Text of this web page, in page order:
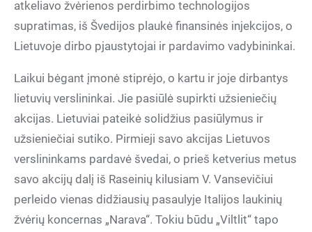
atkeliavo žvėrienos perdirbimo technologijos
supratimas, iš Švedijos plaukė finansinės injekcijos, o
Lietuvoje dirbo pjaustytojai ir pardavimo vadybininkai.
Laikui bėgant įmonė stiprėjo, o kartu ir joje dirbantys
lietuvių verslininkai. Jie pasiūlė supirkti užsieniečių
akcijas. Lietuviai pateikė solidžius pasiūlymus ir
užsieniečiai sutiko. Pirmieji savo akcijas Lietuvos
verslininkams pardavė švedai, o prieš ketverius metus
savo akcijų dalį iš Raseinių kilusiam V. Vansevičiui
perleido vienas didžiausių pasaulyje Italijos laukinių
žvėrių koncernas „Narava“. Tokiu būdu „Viltlit“ tapo